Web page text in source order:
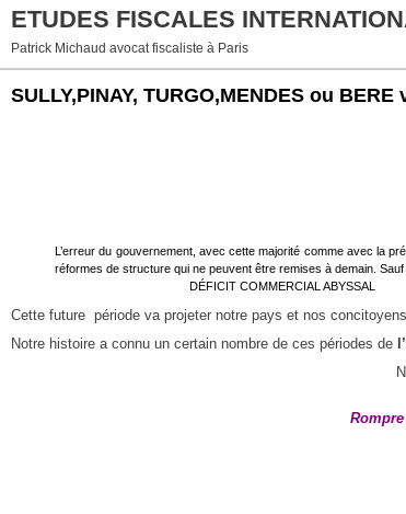
ETUDES FISCALES
Patrick Michaud avocat fiscaliste à Paris
SULLY,PINAY, TURGO,MENDES ou
L’erreur du gouvernement, avec cette majorité comme avec la
réformes de structure qui ne peuvent être remises à demain.
DÉFICIT COMMERCIAL ABYSSAL
Cette future période va projeter notre pays et nos
Notre histoire a connu un certain nombre de ces périodes de